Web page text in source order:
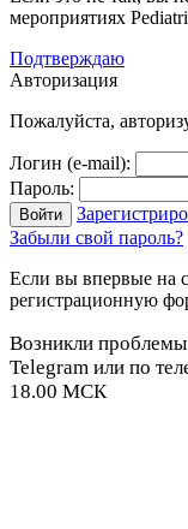
мероприятиях
Подтверждаю
Авторизация
Пожалуйста,
Логин (e-mail):
Пароль:
Забыли свой пароль?
Если вы впервые на
регистрационную
Возникли
Telegram или по
18.00 МСК